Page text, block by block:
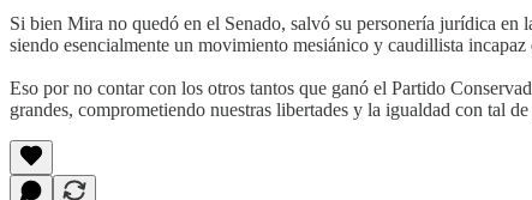
Si bien Mira no quedó en el Senado, salvó su personería jurídica
siendo esencialmente un movimiento mesiánico y caudillista
Eso por no contar con los otros tantos que ganó el Partido
grandes, comprometiendo nuestras libertades y la igualdad con tal de